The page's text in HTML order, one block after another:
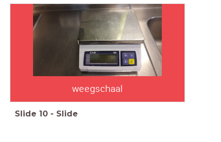
weegschaal
Slide 10 - Slide